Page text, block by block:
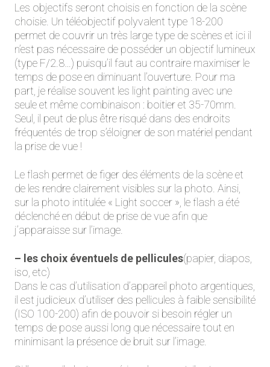
Les objectifs seront choisis en fonction de la scène
choisie. Un téléobjectif polyvalent type 18-200
permet de couvrir un très large type de scènes et ici il
n’est pas nécessaire de posséder un objectif lumineux
(type F/2.8…) puisqu’il faut au contraire maximiser le
temps de pose en diminuant l’ouverture. Pour ma
part, je réalise souvent les light painting avec une
seule et même combinaison : boitier et 35-70mm.
Seul, il peut de plus être risqué dans des endroits
fréquentés de trop s’éloigner de son matériel pendant
la prise de vue !
Le flash permet de figer des éléments de la scène et
de les rendre clairement visibles sur la photo. Ainsi,
sur la photo intitulée « Light soccer », le flash a été
déclenché en début de prise de vue afin que
j’apparaisse sur l’image.
– les choix éventuels de pellicules(papier, diapos,
iso, etc)
Dans le cas d’utilisation d’appareil photo argentiques,
il est judicieux d’utiliser des pellicules à faible sensibilité
(ISO 100-200) afin de pouvoir si besoin régler un
temps de pose aussi long que nécessaire tout en
minimisant la présence de bruit sur l’image.